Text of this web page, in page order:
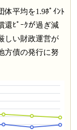
体平均を1.9ﾎﾟｲﾝﾄ
還ﾋﾟｰｸが過ぎ減
しい財政運営が
方債の発行に努